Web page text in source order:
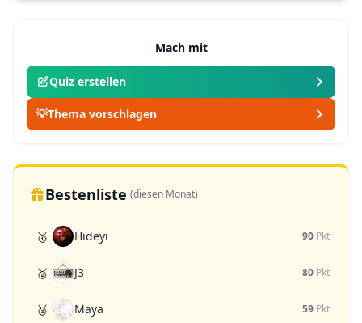
Mach mit
Quiz erstellen
💡Thema vorschlagen
Bestenliste (diesen Monat)
🥇 Hideyi 90 Pkt
🥈 J3 80 Pkt
🥉 Maya 59 Pkt